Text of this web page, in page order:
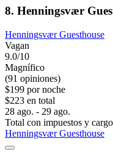
8. Henningsvær
Henningsvær Guesthouse
Vagan
9.0/10
Magnífico
(91 opiniones)
$199 por noche
$223 en total
28 ago. - 29 ago.
Total con impuestos y
Henningsvær Guesthouse